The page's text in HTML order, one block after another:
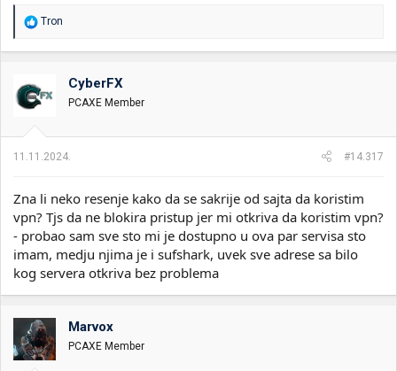
R
a
v
a
:
Tron
CyberFX
PCAXE Member
11.11.2024. #14.317
Zna li neko resenje kako da se sakrije od sajta da koristim
vpn? Tjs da ne blokira pristup jer mi otkriva da koristim vpn?
- probao sam sve sto mi je dostupno u ova par servisa sto
imam, medju njima je i sufshark, uvek sve adrese sa bilo
kog servera otkriva bez problema
Marvox
PCAXE Member